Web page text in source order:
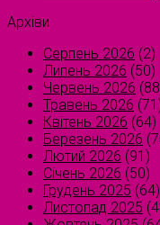
Архіви
Серпень 2026 (2)
Липень 2026 (50)
Червень 2026
Травень 2026
Квітень 2026 (64)
Березень 2026
Лютий 2026 (91)
Січень 2026 (50)
Грудень 2025 (64)
Листопад 2025